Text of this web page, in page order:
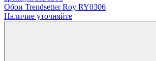
Обои Trendsetter Roy RY0306
Наличие уточняйте